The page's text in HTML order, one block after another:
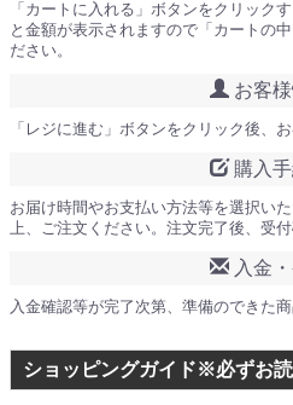
「カートに入れる」ボタンをクリック
と金額が表示されますので「カートの
ださい。
お客
「レジに進む」ボタンをクリック後、
購入
お届け時間やお支払い方法等を選択い
上、ご注文ください。注文完了後、受
入金
入金確認等が完了次第、準備のできた
ショッピングガイド※必ずお